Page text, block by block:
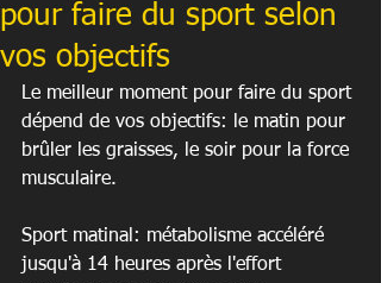
pour faire du sport selon
vos objectifs
Le meilleur moment pour faire du sport
dépend de vos objectifs: le matin pour
brûler les graisses, le soir pour la force
musculaire.
Sport matinal: métabolisme accéléré
jusqu'à 14 heures après l'effort